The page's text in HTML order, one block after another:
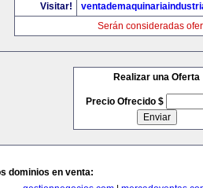
Visitar!
Serán consideradas
Realizar una Oferta
Precio Ofrecido $
dominios en venta: